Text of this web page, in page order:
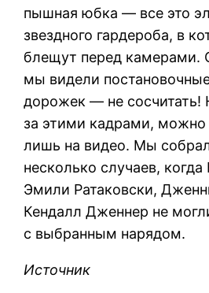
пышная юбка — все это
звездного гардероба, в
блещут перед камерами.
мы видели
дорожек — не сосчитать!
за этими кадрами, можно
лишь на видео. Мы
несколько случаев,
Эмили Ратаковски,
Кендалл Дженнер не
с выбранным нарядом.
Источник